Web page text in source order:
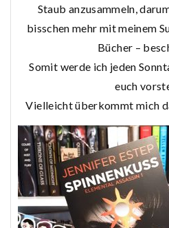
Staub anzusammeln,
bisschen mehr mit meinem
Bücher –
Somit werde ich jeden
euch
Vielleicht überkommt mich